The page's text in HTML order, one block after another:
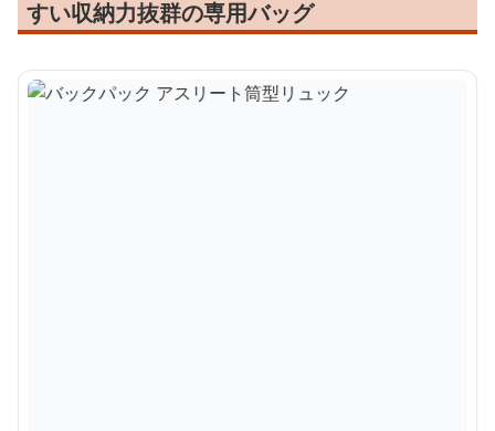
すい収納力抜群の専用バッグ